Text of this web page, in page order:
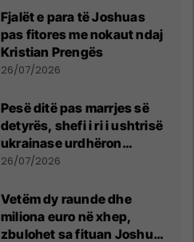
Fjalët e para të Joshuas
pas fitores me nokaut ndaj
Kristian Prengës
26/07/2026
Pesë ditë pas marrjes së
detyrës, shefi i ri i ushtrisë
ukrainase urdhëron
kontroll të madh
26/07/2026
Vetëm dy raunde dhe
miliona euro në xhep,
zbulohet sa fituan Joshua